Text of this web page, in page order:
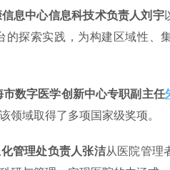
息中心信息科技术负责人刘宇
探索实践，为构建区域性、
市数字医学创新中心专职副主任
领域取得了多项国家级奖项。
管理处负责人张洁从医院管理